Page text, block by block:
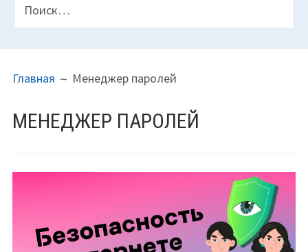
ВЕРХНЕГО
КОЛОНТИТУЛА
НА
(ХЛЕБНЫЕ
КРОШКИ)
Главная Менеджер паролей
МЕНЕДЖЕР ПАРОЛЕЙ